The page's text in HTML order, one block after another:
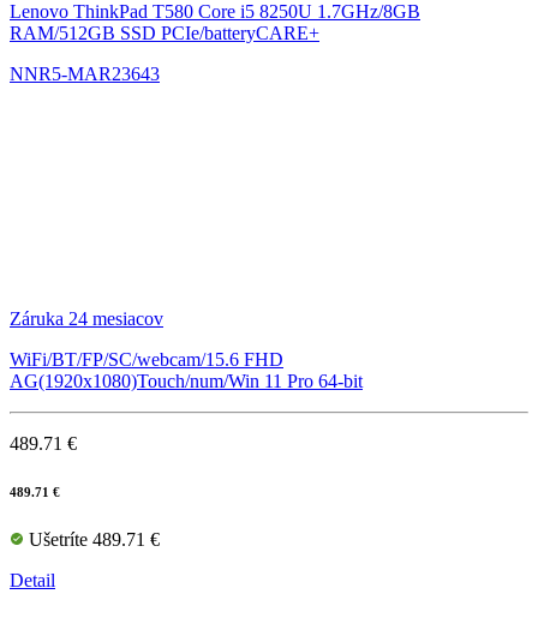
Lenovo ThinkPad T580 Core i5 8250U 1.7GHz/8GB
RAM/512GB SSD PCIe/batteryCARE+
NNR5-MAR23643
Záruka 24 mesiacov
WiFi/BT/FP/SC/webcam/15.6 FHD
AG(1920x1080)Touch/num/Win 11 Pro 64-bit
489.71 €
489.71 €
Ušetríte 489.71 €
Detail